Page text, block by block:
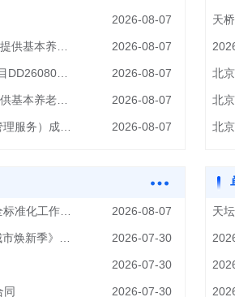
2026-08-07
2026-08-07
2026-08-07
2026-08-07
2026-08-07
天
北
北
2026-08-07
2026-07-30
2026-07-30
同 2026-07-30
天